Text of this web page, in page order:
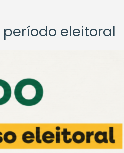
eleitoral